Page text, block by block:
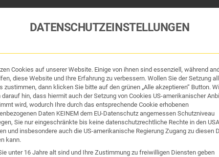
und Hygiene Organe & Organ-Uhr
Westend Online-Shop: Sicher, schnell und 24/7 für Sie da!
Gratisversand ab €50
DATENSCHUTZEINSTELLUNGEN
Cookies auf unserer Website. Einige von ihnen sind essenziell, während
diese Website und Ihre Erfahrung zu verbessern. Wollen Sie der Setzung
zustimmen, dann klicken Sie bitte auf den grünen „Alle akzeptieren“ Button.
hin, dass hiermit auch der Setzung von Cookies US-amerikanischer
wird, wodurch Ihre durch das entsprechende Cookie erhobenen
Daten KEINEM dem EU-Datenschutz angemessen Schutzniveau
Sie nur eingeschränkte bis keine datenschutzrechtliche Rechte in den USA
und insbesondere auch die US-amerikanische Regierung Zugang zu diesen
kann.
unter 16 Jahre alt sind und Ihre Zustimmung zu freiwilligen Diensten geben